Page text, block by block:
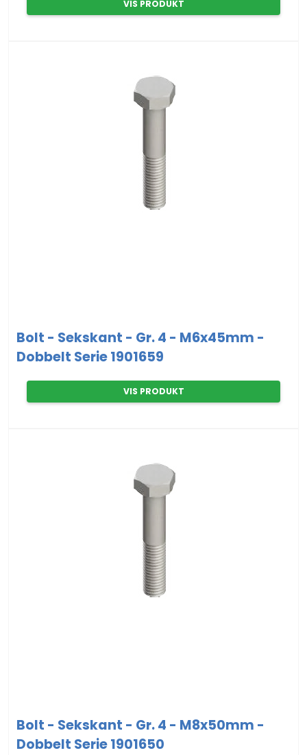
VIS PRODUKT
Bolt - Sekskant - Gr. 4 - M6x45mm -
Dobbelt Serie 1901659
VIS PRODUKT
Bolt - Sekskant - Gr. 4 - M8x50mm -
Dobbelt Serie 1901650